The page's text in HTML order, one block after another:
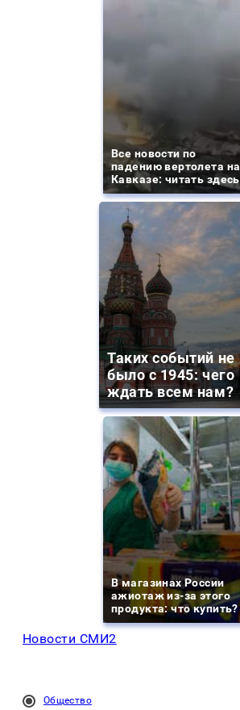
Все новости по
падению вертолета на
Кавказе: читать здесь
Таких событий не
было с 1945: чего
ждать всем нам?
В магазинах России
ажиотаж из-за этого
продукта: что купить?
Новости СМИ2
Общество